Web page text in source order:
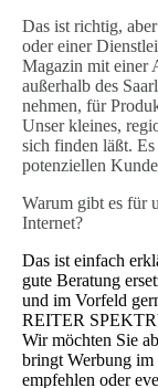
Das ist richtig,
oder einer
Magazin mit einer
außerhalb des
nehmen, für
Unser kleines,
sich finden läßt.
potenziellen
Warum gibt es für
Internet?
Das ist einfach
gute Beratung
und im Vorfeld
REITER
Wir möchten Sie
bringt Werbung
empfehlen oder